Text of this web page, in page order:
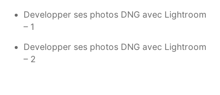
Developper ses photos DNG avec Lightroom
– 1
Developper ses photos DNG avec Lightroom
– 2